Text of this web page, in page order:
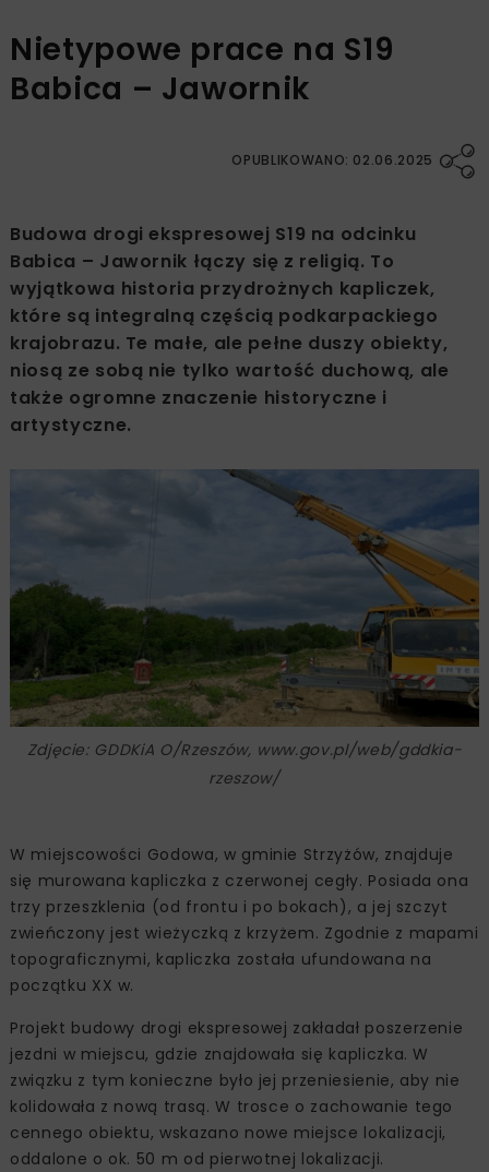
Nietypowe prace na S19
Babica – Jawornik
OPUBLIKOWANO: 02.06.2025
Budowa drogi ekspresowej S19 na odcinku
Babica – Jawornik łączy się z religią. To
wyjątkowa historia przydrożnych kapliczek,
które są integralną częścią podkarpackiego
krajobrazu. Te małe, ale pełne duszy obiekty,
niosą ze sobą nie tylko wartość duchową, ale
także ogromne znaczenie historyczne i
artystyczne.
Zdjęcie: GDDKiA O/Rzeszów, www.gov.pl/web/gddkia-
rzeszow/
W miejscowości Godowa, w gminie Strzyżów, znajduje
się murowana kapliczka z czerwonej cegły. Posiada ona
trzy przeszklenia (od frontu i po bokach), a jej szczyt
zwieńczony jest wieżyczką z krzyżem. Zgodnie z mapami
topograficznymi, kapliczka została ufundowana na
początku XX w.
Projekt budowy drogi ekspresowej zakładał poszerzenie
jezdni w miejscu, gdzie znajdowała się kapliczka. W
związku z tym konieczne było jej przeniesienie, aby nie
kolidowała z nową trasą. W trosce o zachowanie tego
cennego obiektu, wskazano nowe miejsce lokalizacji,
oddalone o ok. 50 m od pierwotnej lokalizacji.